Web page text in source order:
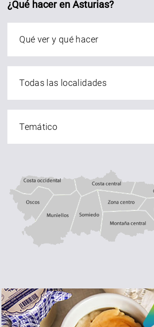
¿Qué hacer en Asturias?
Costa occidental
Oscos Muniellos Somiedo
Costa central
zona centro
Montaña central